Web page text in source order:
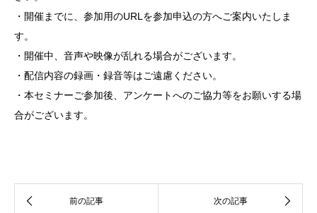
・開催までに、参加用のURLを参加申込の方へご案内いたしま
す。
・開催中、音声や映像が乱れる場合がございます。
・配信内容の録画・録音等はご遠慮ください。
・本セミナーご参加後、アンケートへのご協力等をお願いする場
合がございます。